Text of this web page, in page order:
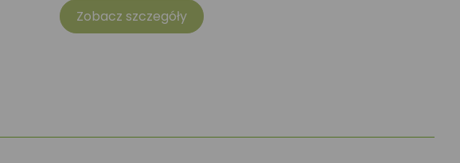
Zobacz szczegóły